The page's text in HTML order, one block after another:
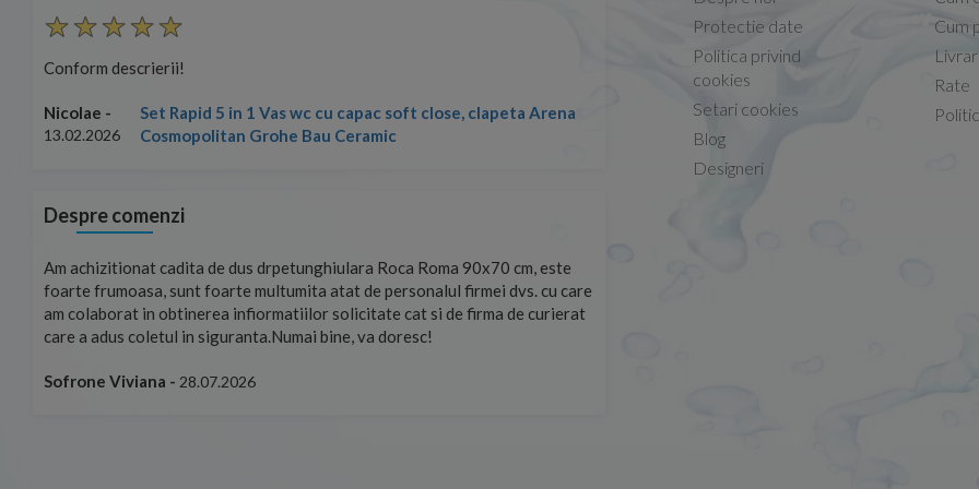
Conform descrierii!
Nicolae -
13.02.2026
Set Rapid 5 in 1 Vas wc cu capac soft close, clapeta Arena
Cosmopolitan Grohe Bau Ceramic
Conform descrierii!
13.02.2026
Despre comenzi
Am achizitionat cadita de dus drpetunghiulara Roca Roma 90x70 cm, este
foarte frumoasa, sunt foarte multumita atat de personalul firmei dvs. cu care
am colaborat in obtinerea infiormatiilor solicitate cat si de firma de curierat
care a adus coletul in siguranta.Numai bine, va doresc!
Sofrone Viviana - 28.07.2026
Protectie date
Politica privind
cookies
Setari cookies
Blog
Designeri
Cum
Rate